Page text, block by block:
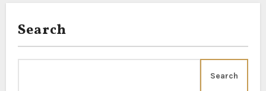
Search
Search